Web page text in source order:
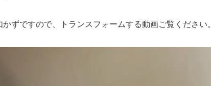
ずですので、トランスフォームする動画ご覧ください。